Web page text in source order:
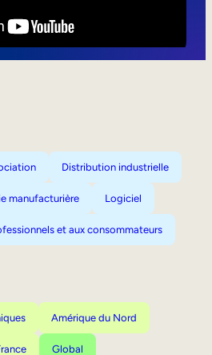
Distribution industrielle
manufacturière Logiciel
et aux consommateurs
Amérique du Nord
Global